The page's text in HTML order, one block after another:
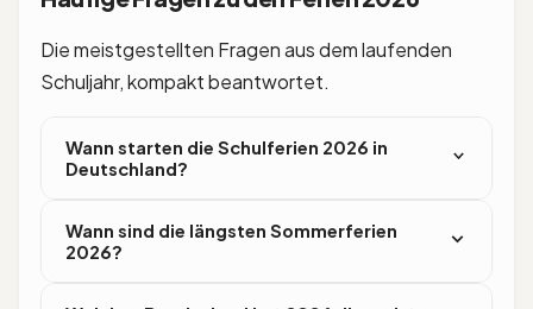
Die meistgestellten Fragen aus dem laufenden
Schuljahr, kompakt beantwortet.
Wann starten die Schulferien 2026 in
Deutschland?
Montag, 29. Juni 2026 zeitgleich in Rheinland-
Pfalz, Hessen und im Saarland. Niedersachsen und
Wann sind die längsten Sommerferien
2026?